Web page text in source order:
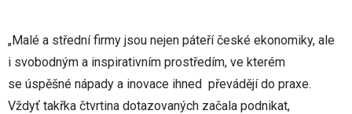
„Malé a střední firmy jsou nejen páteří české ekonomiky, ale
i svobodným a inspirativním prostředím, ve kterém
se úspěšné nápady a inovace ihned převádějí do praxe.
Vždyť takřka čtvrtina dotazovaných začala podnikat,